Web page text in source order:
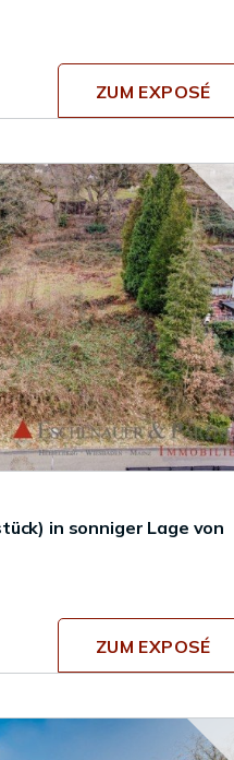
ZUM EXPOSÉ
in sonniger Lage von
ZUM EXPOSÉ